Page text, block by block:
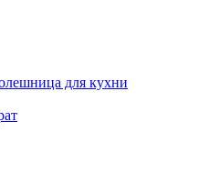
для кухни